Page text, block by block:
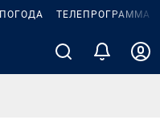
ПОГОДА ТЕЛЕПРОГРАММА